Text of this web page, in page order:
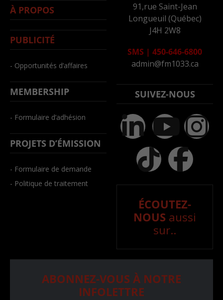
À PROPOS
PUBLICITÉ
- Opportunités d’affaires
MEMBERSHIP
- Formulaire d’adhésion
PROJETS D’ÉMISSION
- Formulaire de demande
- Politique de traitement
91,rue Saint-Jean
Longueuil (Québec)
J4H 2W8
SMS | 450-646-6800
admin@fm1033.ca
SUIVEZ-NOUS
ÉCOUTEZ-
NOUS aussi
sur..
ABONNEZ-VOUS À NOTRE
INFOLETTRE